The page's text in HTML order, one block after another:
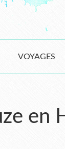
VOYAGES
en